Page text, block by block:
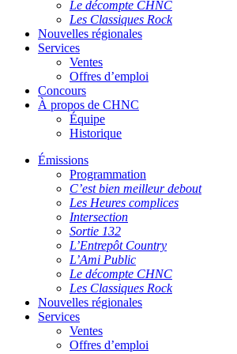
Le décompte CHNC
Les Classiques Rock
Nouvelles régionales
Services
Ventes
Offres d’emploi
Concours
À propos de CHNC
Équipe
Historique
Émissions
Programmation
C’est bien meilleur debout
Les Heures complices
Intersection
Sortie 132
L’Entrepôt Country
L’Ami Public
Le décompte CHNC
Les Classiques Rock
Nouvelles régionales
Services
Ventes
Offres d’emploi